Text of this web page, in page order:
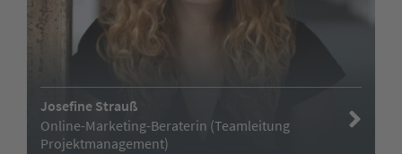
Josefine Strauß
Online-Marketing-Beraterin (Teamleitung
Projektmanagement)